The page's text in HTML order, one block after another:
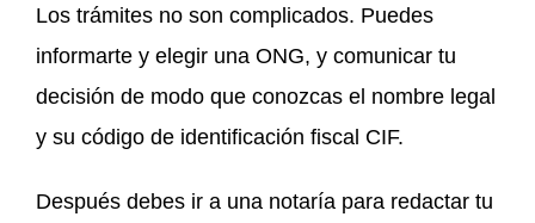
Los trámites no son complicados. Puedes
informarte y elegir una ONG, y comunicar tu
decisión de modo que conozcas el nombre legal
y su código de identificación fiscal CIF.
Después debes ir a una notaría para redactar tu